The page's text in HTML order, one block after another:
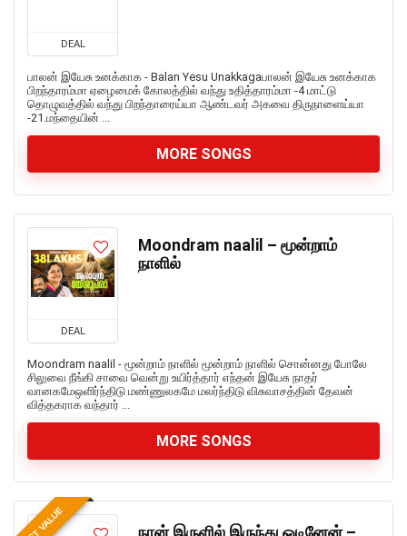
DEAL
பாலன் இயேசு உனக்காக - Balan Yesu Unakkagaபாலன் இயேசு உனக்காக
பிறந்தாரம்மா ஏழைமைக் கோலத்தில் வந்து உதித்தாரம்மா -4 மாட்டு
தொழுவத்தில் வந்து பிறந்தாரைய்யா ஆண்டவர் அகவை திருநாளைய்யா
-21.மந்தையின் ...
MORE SONGS
DEAL
Moondram naalil – மூன்றாம்
நாளில்
Moondram naalil - மூன்றாம் நாளில் மூன்றாம் நாளில் சொன்னது போலே
சிலுவை நீங்கி சாவை வென்று உயிர்த்தார் எந்தன் இயேசு நாதர்
வானகமேஒளிர்ந்திடு மண்ணுலகமே மலர்ந்திடு விசுவாசத்தின் தேவன்
வித்தகராக வந்தார் ...
MORE SONGS
நான் இருளில் இருந்து ஓடினேன் –